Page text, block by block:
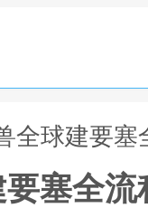
全球建要
塞全